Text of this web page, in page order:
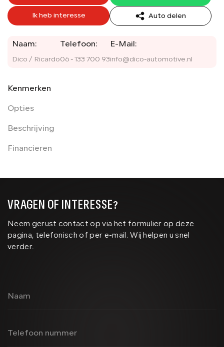
Ik heb interesse Auto delen
Naam:
Dico / Ricardo
Telefoon:
06 - 133 700 93
E-Mail:
info@dico-automotive.nl
Kenmerken
Opties
Beschrijving
Financieren
VRAGEN OF INTERESSE?
Neem gerust contact op via het formulier op deze
pagina, telefonisch of per e-mail. Wij helpen u snel
verder.
Naam
Telefoon nummer